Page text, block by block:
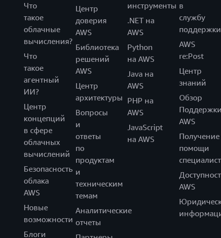
Что
такое
облачные
вычисления?
Что
такое
агентный
ИИ?
Центр
концепций
в сфере
облачных
вычислений
Безопасность
облака
AWS
Новые
возможности
Блоги
Центр
доверия
AWS
Библиотека
решений
AWS
Центр
архитектуры
Вопросы
и
ответы
по
продуктам
и
техническим
темам
Аналитические
отчеты
инструменты
.NET на
AWS
Python
на AWS
Java на
AWS
PHP на
AWS
JavaScript
на AWS
в
службу
поддержки
AWS
re:Post
Центр
знаний
Обзор
AWS
Получение
помощи
AWS